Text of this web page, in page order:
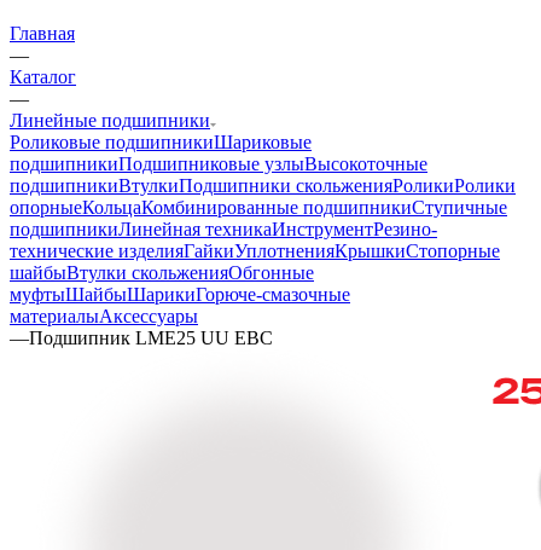
Главная
—
Каталог
—
Линейные подшипники
Роликовые подшипникиШариковые
подшипникиПодшипниковые узлыВысокоточные
подшипникиВтулкиПодшипники скольженияРоликиРолики
опорныеКольцаКомбинированные подшипникиСтупичные
подшипникиЛинейная техникаИнструментРезино-
технические изделияГайкиУплотненияКрышкиСтопорные
шайбыВтулки скольженияОбгонные
муфтыШайбыШарикиГорюче-смазочные
материалыАксессуары
—Подшипник LME25 UU EBC